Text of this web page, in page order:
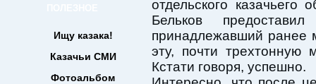
Ищу казака!
Казачьи СМИ
Фотоальбом
отдельского
Бельков
принадлежавший ранее
эту, почти трехтонную
Кстати говоря, успешно.